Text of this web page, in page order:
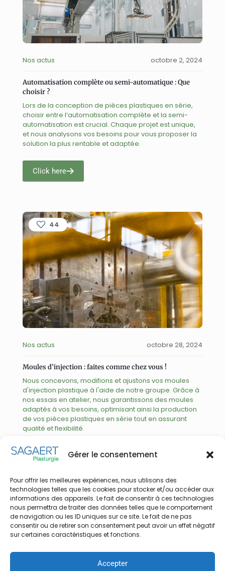
Gérer le consentement
Pour offrir les meilleures expériences, nous utilisons des
technologies telles que les cookies pour stocker et/ou accéder aux
informations des appareils. Le fait de consentir à ces technologies
nous permettra de traiter des données telles que le comportement
de navigation ou les ID uniques sur ce site. Le fait de ne pas
consentir ou de retirer son consentement peut avoir un effet négatif
sur certaines caractéristiques et fonctions.
Accepter
Nos actus octobre 2, 2024
Automatisation complète ou semi-automatique : Que
choisir ?
Lors de la conception de pièces plastiques en série,
choisir entre l’automatisation complète et la semi-
automatisation est crucial. Chaque projet est unique,
et nous analysons vos besoins pour vous proposer la
solution la plus rentable et adaptée.
Click here
44
Nos actus octobre 28, 2024
Moules d’injection : faites comme chez vous !
Nous concevons, modifions et ajustons vos moules
d'injection plastique à l'aide de notre groupe. Grâce à
nos essais en atelier, nous garantissons des moules
adaptés à vos besoins, optimisant ainsi la production
de vos pièces plastiques en série tout en assurant
qualité et flexibilité.
Click here
Load more